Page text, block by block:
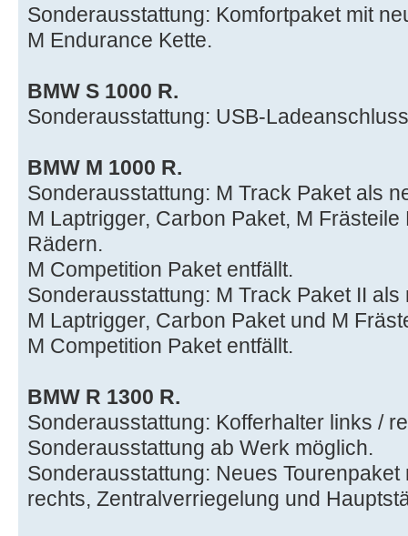
Sonderausstattung: Komfortpaket mit
M Endurance Kette.
BMW S 1000 R.
Sonderausstattung: USB-
BMW M 1000 R.
Sonderausstattung: M Track Paket als
M Laptrigger, Carbon Paket, M
Rädern.
M Competition Paket entfällt.
Sonderausstattung: M Track Paket II als
M Laptrigger, Carbon Paket und M
M Competition Paket entfällt.
BMW R 1300 R.
Sonderausstattung: Kofferhalter links /
Sonderausstattung ab Werk möglich.
Sonderausstattung: Neues Tourenpaket
rechts, Zentralverriegelung und